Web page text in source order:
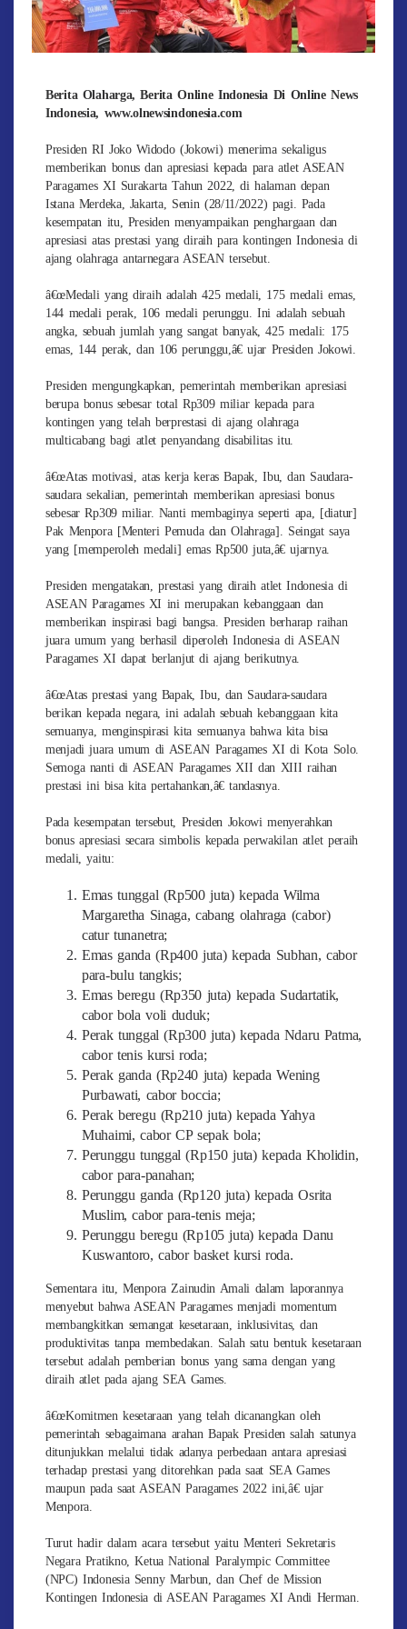
Berita Olaharga, Berita Online Indonesia Di Online News
Indonesia, www.olnewsindonesia.com
Presiden RI Joko Widodo (Jokowi) menerima sekaligus
memberikan bonus dan apresiasi kepada para atlet ASEAN
Paragames XI Surakarta Tahun 2022, di halaman depan
Istana Merdeka, Jakarta, Senin (28/11/2022) pagi. Pada
kesempatan itu, Presiden menyampaikan penghargaan dan
apresiasi atas prestasi yang diraih para kontingen Indonesia di
ajang olahraga antarnegara ASEAN tersebut.
â€œMedali yang diraih adalah 425 medali, 175 medali emas,
144 medali perak, 106 medali perunggu. Ini adalah sebuah
angka, sebuah jumlah yang sangat banyak, 425 medali: 175
emas, 144 perak, dan 106 perunggu,â€ ujar Presiden Jokowi.
Presiden mengungkapkan, pemerintah memberikan apresiasi
berupa bonus sebesar total Rp309 miliar kepada para
kontingen yang telah berprestasi di ajang olahraga
multicabang bagi atlet penyandang disabilitas itu.
â€œAtas motivasi, atas kerja keras Bapak, Ibu, dan Saudara-
saudara sekalian, pemerintah memberikan apresiasi bonus
sebesar Rp309 miliar. Nanti membaginya seperti apa, [diatur]
Pak Menpora [Menteri Pemuda dan Olahraga]. Seingat saya
yang [memperoleh medali] emas Rp500 juta,â€ ujarnya.
Presiden mengatakan, prestasi yang diraih atlet Indonesia di
ASEAN Paragames XI ini merupakan kebanggaan dan
memberikan inspirasi bagi bangsa. Presiden berharap raihan
juara umum yang berhasil diperoleh Indonesia di ASEAN
Paragames XI dapat berlanjut di ajang berikutnya.
â€œAtas prestasi yang Bapak, Ibu, dan Saudara-saudara
berikan kepada negara, ini adalah sebuah kebanggaan kita
semuanya, menginspirasi kita semuanya bahwa kita bisa
menjadi juara umum di ASEAN Paragames XI di Kota Solo.
Semoga nanti di ASEAN Paragames XII dan XIII raihan
prestasi ini bisa kita pertahankan,â€ tandasnya.
Pada kesempatan tersebut, Presiden Jokowi menyerahkan
bonus apresiasi secara simbolis kepada perwakilan atlet peraih
medali, yaitu:
Emas tunggal (Rp500 juta) kepada Wilma
Margaretha Sinaga, cabang olahraga (cabor)
catur tunanetra;
Emas ganda (Rp400 juta) kepada Subhan, cabor
para-bulu tangkis;
Emas beregu (Rp350 juta) kepada Sudartatik,
cabor bola voli duduk;
Perak tunggal (Rp300 juta) kepada Ndaru Patma,
cabor tenis kursi roda;
Perak ganda (Rp240 juta) kepada Wening
Purbawati, cabor boccia;
Perak beregu (Rp210 juta) kepada Yahya
Muhaimi, cabor CP sepak bola;
Perunggu tunggal (Rp150 juta) kepada Kholidin,
cabor para-panahan;
Perunggu ganda (Rp120 juta) kepada Osrita
Muslim, cabor para-tenis meja;
Perunggu beregu (Rp105 juta) kepada Danu
Kuswantoro, cabor basket kursi roda.
Sementara itu, Menpora Zainudin Amali dalam laporannya
menyebut bahwa ASEAN Paragames menjadi momentum
membangkitkan semangat kesetaraan, inklusivitas, dan
produktivitas tanpa membedakan. Salah satu bentuk kesetaraan
tersebut adalah pemberian bonus yang sama dengan yang
diraih atlet pada ajang SEA Games.
â€œKomitmen kesetaraan yang telah dicanangkan oleh
pemerintah sebagaimana arahan Bapak Presiden salah satunya
ditunjukkan melalui tidak adanya perbedaan antara apresiasi
terhadap prestasi yang ditorehkan pada saat SEA Games
maupun pada saat ASEAN Paragames 2022 ini,â€ ujar
Menpora.
Turut hadir dalam acara tersebut yaitu Menteri Sekretaris
Negara Pratikno, Ketua National Paralympic Committee
(NPC) Indonesia Senny Marbun, dan Chef de Mission
Kontingen Indonesia di ASEAN Paragames XI Andi Herman.